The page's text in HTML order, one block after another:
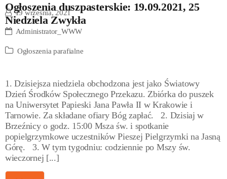
Ogłoszenia duszpasterskie: 19.09.2021, 25
Niedziela Zwykła
19 września, 2021
Administrator_WWW
Ogłoszenia parafialne
1. Dzisiejsza niedziela obchodzona jest jako Światowy
Dzień Środków Społecznego Przekazu. Zbiórka do puszek
na Uniwersytet Papieski Jana Pawła II w Krakowie i
Tarnowie. Za składane ofiary Bóg zapłać. 2. Dzisiaj w
Brzeźnicy o godz. 15:00 Msza św. i spotkanie
popielgrzymkowe uczestników Pieszej Pielgrzymki na Jasną
Górę. 3. W tym tygodniu: codziennie po Mszy św.
wieczornej [...]